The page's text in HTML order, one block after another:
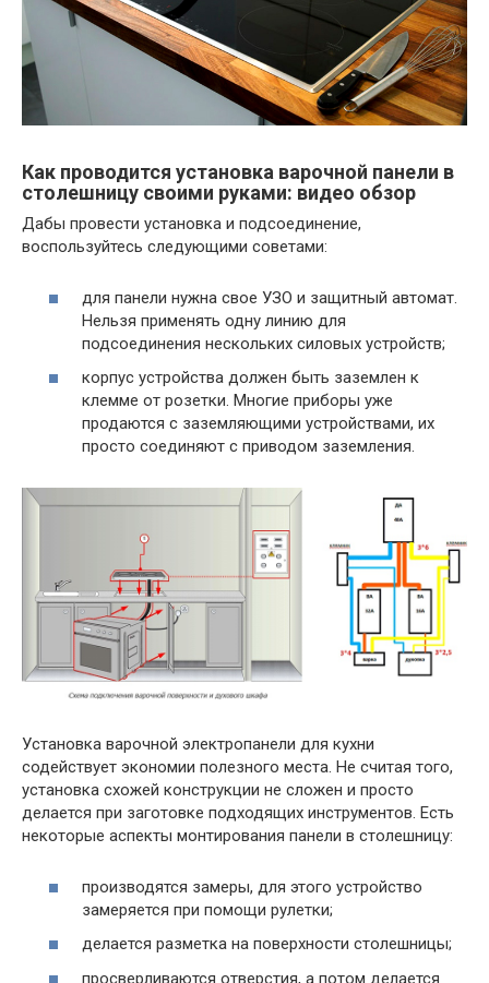
Как проводится установка варочной панели в
столешницу своими руками: видео обзор
Дабы провести установка и подсоединение,
воспользуйтесь следующими советами:
для панели нужна свое УЗО и защитный автомат.
Нельзя применять одну линию для
подсоединения нескольких силовых устройств;
корпус устройства должен быть заземлен к
клемме от розетки. Многие приборы уже
продаются с заземляющими устройствами, их
просто соединяют с приводом заземления.
Установка варочной электропанели для кухни
содействует экономии полезного места. Не считая того,
установка схожей конструкции не сложен и просто
делается при заготовке подходящих инструментов. Есть
некоторые аспекты монтирования панели в столешницу:
производятся замеры, для этого устройство
замеряется при помощи рулетки;
делается разметка на поверхности столешницы;
просверливаются отверстия, а потом делается